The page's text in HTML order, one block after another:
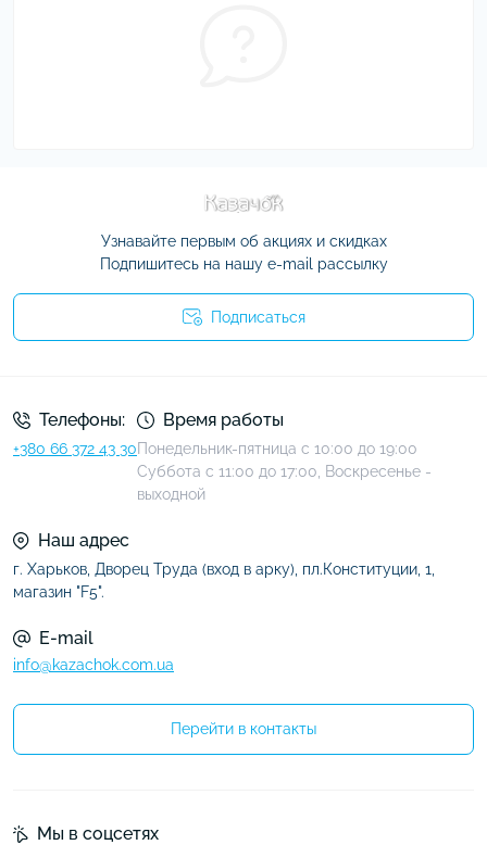
Узнавайте первым об акциях и скидках
Подпишитесь на нашу e-mail рассылку
Подписаться
Телефоны:
+380 66 372 43 30
Время работы
Понедельник-пятница с 10:00 до 19:00
Суббота с 11:00 до 17:00, Воскресенье -
выходной
Наш адрес
г. Харьков, Дворец Труда (вход в арку), пл.Конституции, 1,
магазин "F5".
E-mail
info@kazachok.com.ua
Перейти в контакты
Мы в соцсетях